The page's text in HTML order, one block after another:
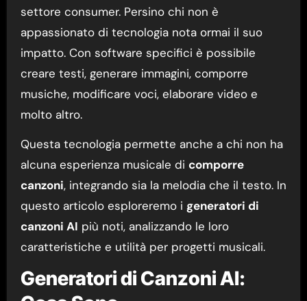
settore consumer. Persino chi non è
appassionato di tecnologia nota ormai il suo
impatto. Con software specifici è possibile
creare testi, generare immagini, comporre
musiche, modificare voci, elaborare video e
molto altro.
Questa tecnologia permette anche a chi non ha
alcuna esperienza musicale di comporre
canzoni, integrando sia la melodia che il testo. In
questo articolo esploreremo i generatori di
canzoni AI più noti, analizzando le loro
caratteristiche e utilità per progetti musicali.
Generatori di Canzoni AI: